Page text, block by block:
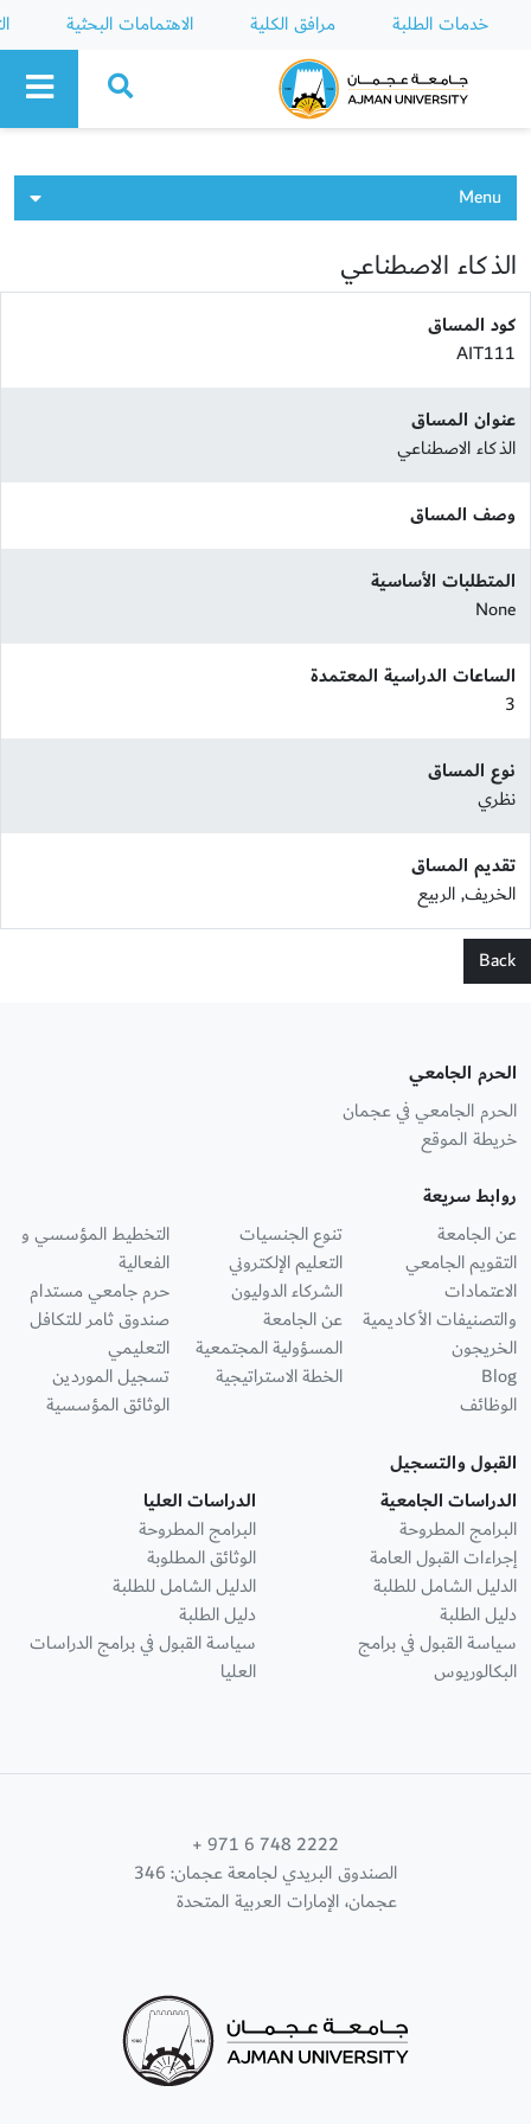
خدمات الطلبة مرافق الكلية الاهتمامات البحثية
Ajman University
Menu
الذكاء الاصطناعي
كود المساق
AIT111
عنوان المساق
الذكاء الاصطناعي
وصف المساق
المتطلبات الأساسية
None
الساعات الدراسية المعتمدة
3
نوع المساق
نظري
تقديم المساق
الخريف, الربيع
Back
الحرم الجامعي
الحرم الجامعي في عجمان
خريطة الموقع
روابط سريعة
عن الجامعة
التقويم الجامعي
الاعتمادات
والتصنيفات الأكاديمية
الخريجون
Blog
الوظائف
تنوع الجنسيات
التعليم الإلكتروني
الشركاء الدوليون
عن الجامعة
المسؤولية المجتمعية
الخطة الاستراتيجية
التخطيط المؤسسي و
الفعالية
حرم جامعي مستدام
صندوق ثامر للتكافل
التعليمي
تسجيل الموردين
الوثائق المؤسسية
القبول والتسجيل
الدراسات الجامعية
البرامج المطروحة
إجراءات القبول العامة
الدليل الشامل للطلبة
دليل الطلبة
سياسة القبول في برامج
البكالوريوس
الدراسات العليا
البرامج المطروحة
الوثائق المطلوبة
الدليل الشامل للطلبة
دليل الطلبة
سياسة القبول في برامج الدراسات
العليا
+ 971 6 748 2222
الصندوق البريدي لجامعة عجمان: 346
عجمان، الإمارات العربية المتحدة